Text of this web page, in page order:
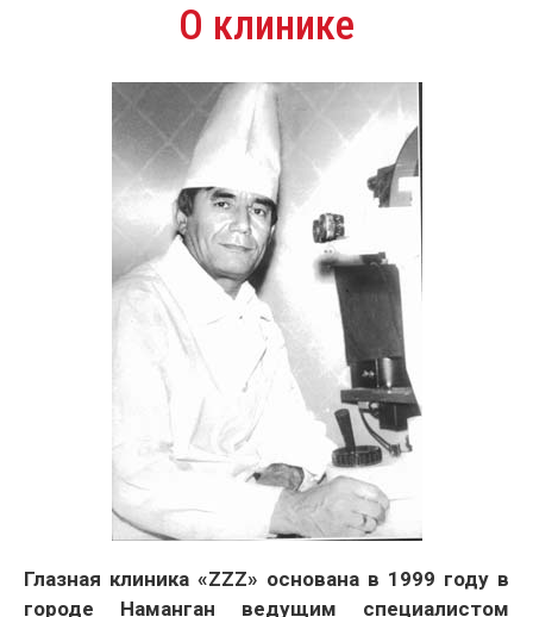
О клинике
Глазная клиника «ZZZ» основана в 1999 году в
городе Наманган ведущим специалистом